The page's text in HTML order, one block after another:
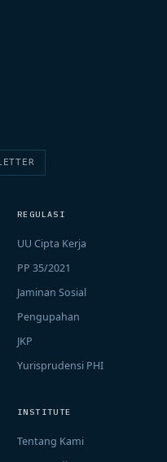
REGULASI
UU Cipta Kerja
PP 35/2021
Jaminan Sosial
Pengupahan
JKP
Yurisprudensi PHI
INSTITUTE
Tentang Kami